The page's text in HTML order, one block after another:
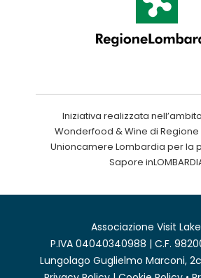
Iniziativa realizzata
Wonderfood & Wine di
Unioncamere Lombardia per la
Sapore
Associazione Visit
P.IVA 04040340988 | C.F.
Lungolago Guglielmo Marconi,